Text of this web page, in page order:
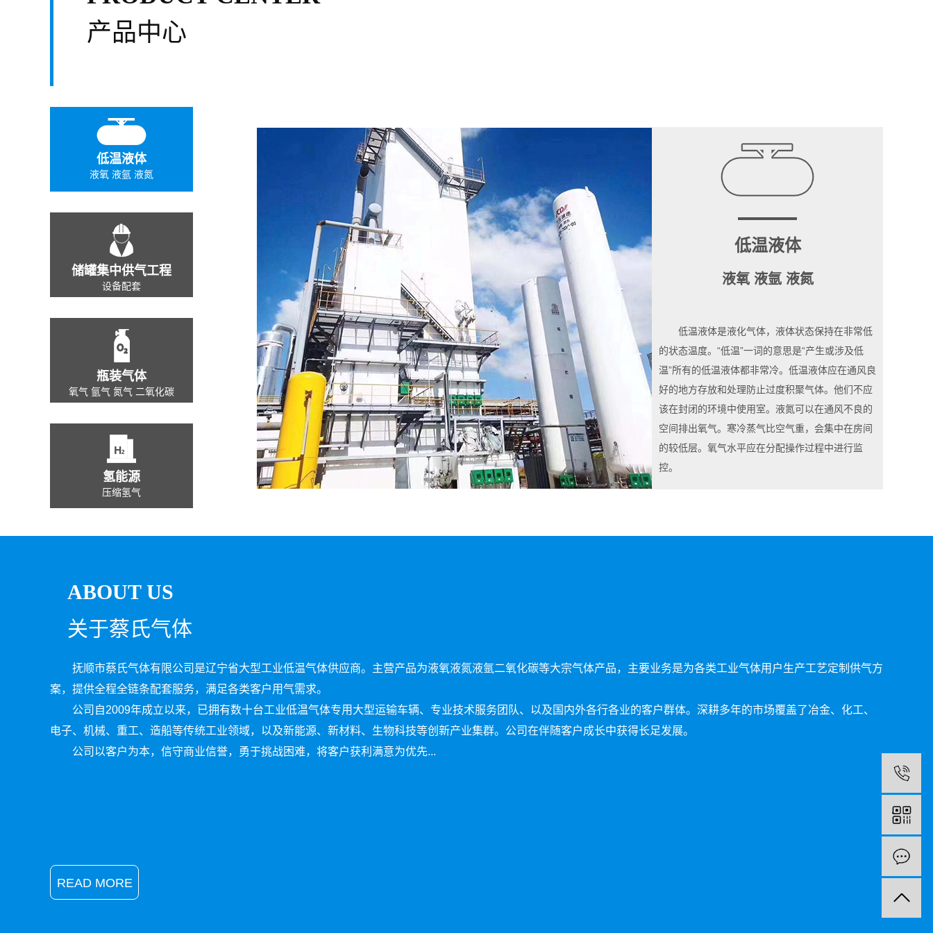
产品中心
低温液体
液氧 液氩 液氮
储罐集中供气工程
设备配套
瓶装气体
氧气 氩气 氮气 二氧化碳
氢能源
压缩氢气
低温液体
液氧 液氩 液氮
低温液体是液化气体，液体状态保持在非常低
的状态温度。“低温”一词的意思是“产生或涉及低
温”所有的低温液体都非常冷。低温液体应在通风良
好的地方存放和处理防止过度积聚气体。他们不应
该在封闭的环境中使用室。液氮可以在通风不良的
空间排出氧气。寒冷蒸气比空气重，会集中在房间
的较低层。氧气水平应在分配操作过程中进行监
控。
ABOUT US
关于蔡氏气体
抚顺市蔡氏气体有限公司是辽宁省大型工业低温气体供应商。主营产品为液氧液氮液氩二氧化碳等大宗气体产品，主要业务是为各类工业气体用户生产工艺定制供气方
案，提供全程全链条配套服务，满足各类客户用气需求。
公司自2009年成立以来，已拥有数十台工业低温气体专用大型运输车辆、专业技术服务团队、以及国内外各行各业的客户群体。深耕多年的市场覆盖了冶金、化工、
电子、机械、重工、造船等传统工业领域，以及新能源、新材料、生物科技等创新产业集群。公司在伴随客户成长中获得长足发展。
公司以客户为本，信守商业信誉，勇于挑战困难，将客户获利满意为优先...
READ MORE